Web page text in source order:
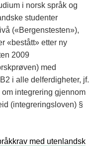
i norsk språk og
studenter
(«Bergenstesten»),
«bestått» etter ny
2009
med
i alle delferdigheter, jf.
om integrering gjennom
(integreringsloven) §
med utenlandsk